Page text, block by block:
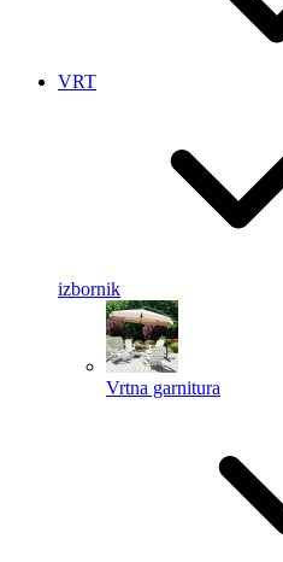
VRT
izbornik
Vrtna garnitura